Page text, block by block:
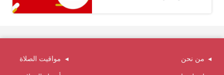
من نحن مواقيت الصلاة